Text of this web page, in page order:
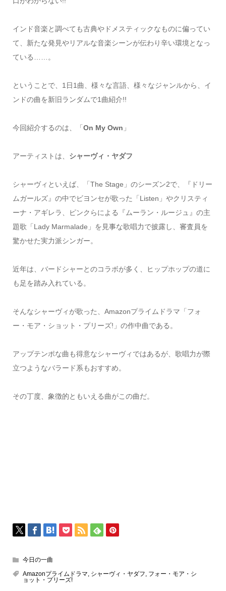
インド音楽と調べても古典やドメスティックなものに偏ってい
て、新たな発見やリアルな音楽シーンが伝わり辛い環境となっ
ている……。
ということで、1日1曲、様々な言語、様々なジャンルから、イ
ンドの曲を新旧ランダムで1曲紹介!!
今回紹介するのは、「 On My Own 」
アーティストは、 シャーヴィ・ヤダフ
シャーヴィといえば、「The Stage」のシーズン2で、『ドリー
ムガールズ』の中でビヨンセが歌った「Listen」やクリスティ
ーナ・アギレラ、ピンクらによる『ムーラン・ルージュ』の主
題歌「Lady Marmalade」を見事な歌唱力で披露し、審査員を
驚かせた実力派シンガー。
近年は、バードシャーとのコラボが多く、ヒップホップの道に
も足を踏み入れている。
そんなシャーヴィが歌った、Amazonプライムドラマ「フォ
ー・モア・ショット・プリーズ!」の作中曲である。
アップテンポな曲も得意なシャーヴィではあるが、歌唱力が際
立つようなバラード系もおすすめ。
その丁度、象徴的ともいえる曲がこの曲だ。
今日の一曲
Amazonプライムドラマ, シャーヴィ・ヤダフ, フォー・モア・シ
ョット・プリーズ!